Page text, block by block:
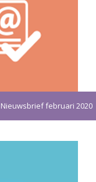
Nieuwsbrief februari 2020